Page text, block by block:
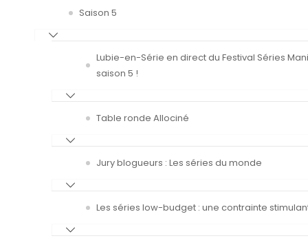
Saison 5
Lubie-en-Série en direct du Festival Séries
saison 5 !
Table ronde Allociné
Jury blogueurs : Les séries du monde
Les séries low-budget : une contrainte